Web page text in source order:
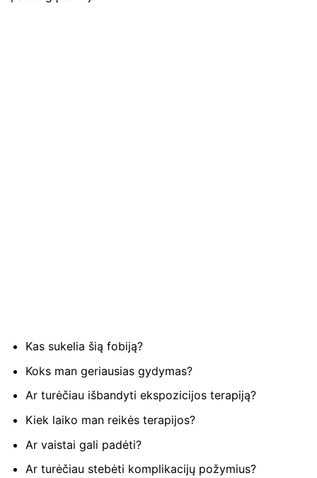
Kas sukelia šią fobiją?
Koks man geriausias gydymas?
Ar turėčiau išbandyti ekspozicijos terapiją?
Kiek laiko man reikės terapijos?
Ar vaistai gali padėti?
Ar turėčiau stebėti komplikacijų požymius?